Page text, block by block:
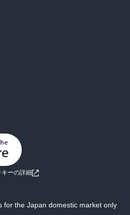
キーの詳細
for the Japan domestic market only